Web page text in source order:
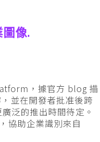
，據官方 blog 描
並在開發者批准後跨
泛的推出時間待定。
協助企業識別來自